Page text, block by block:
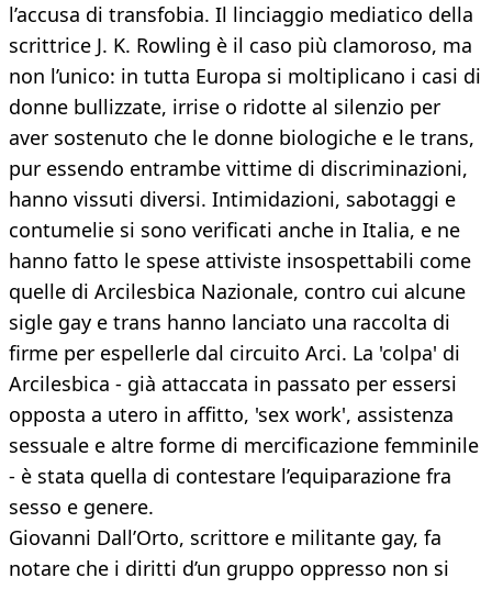
l’accusa di transfobia. Il linciaggio mediatico della
scrittrice J. K. Rowling è il caso più clamoroso, ma
non l’unico: in tutta Europa si moltiplicano i casi di
donne bullizzate, irrise o ridotte al silenzio per
aver sostenuto che le donne biologiche e le trans,
pur essendo entrambe vittime di discriminazioni,
hanno vissuti diversi. Intimidazioni, sabotaggi e
contumelie si sono verificati anche in Italia, e ne
hanno fatto le spese attiviste insospettabili come
quelle di Arcilesbica Nazionale, contro cui alcune
sigle gay e trans hanno lanciato una raccolta di
firme per espellerle dal circuito Arci. La 'colpa' di
Arcilesbica - già attaccata in passato per essersi
opposta a utero in affitto, 'sex work', assistenza
sessuale e altre forme di mercificazione femminile
- è stata quella di contestare l’equiparazione fra
sesso e genere.
Giovanni Dall’Orto, scrittore e militante gay, fa
notare che i diritti d’un gruppo oppresso non si